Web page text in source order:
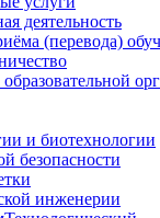
деятельность
(перевода)
и биотехнологии
безопасности
инженерии